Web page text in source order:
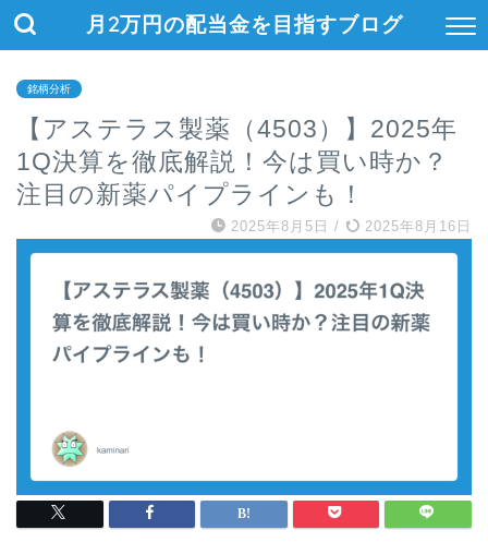
月2万円の配当金を目指すブログ
銘柄分析
【アステラス製薬（4503）】2025年
1Q決算を徹底解説！今は買い時か？
注目の新薬パイプラインも！
2025年8月5日 / 2025年8月16日